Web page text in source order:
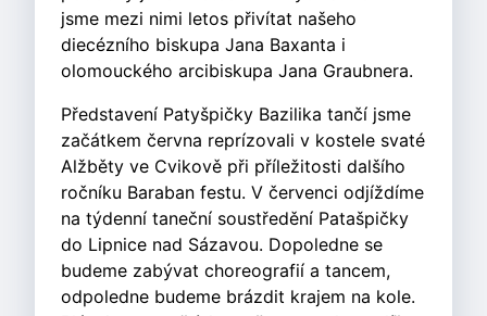
jsme mezi nimi letos přivítat našeho
diecézního biskupa Jana Baxanta i
olomouckého arcibiskupa Jana Graubnera.
Představení Patyšpičky Bazilika tančí jsme
začátkem června reprízovali v kostele svaté
Alžběty ve Cvikově při příležitosti dalšího
ročníku Baraban festu. V červenci odjíždíme
na týdenní taneční soustředění Patašpičky
do Lipnice nad Sázavou. Dopoledne se
budeme zabývat choreografií a tancem,
odpoledne budeme brázdit krajem na kole.